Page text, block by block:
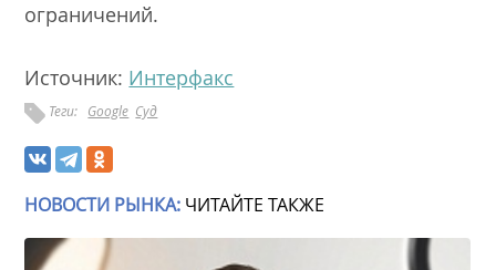
ограничений.
Источник: Интерфакс
Теги: Google Суд
НОВОСТИ РЫНКА: ЧИТАЙТЕ ТАКЖЕ